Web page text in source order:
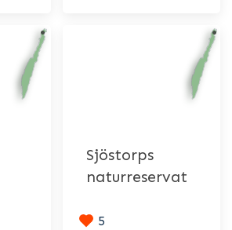
Sjöstorps
naturreservat
5